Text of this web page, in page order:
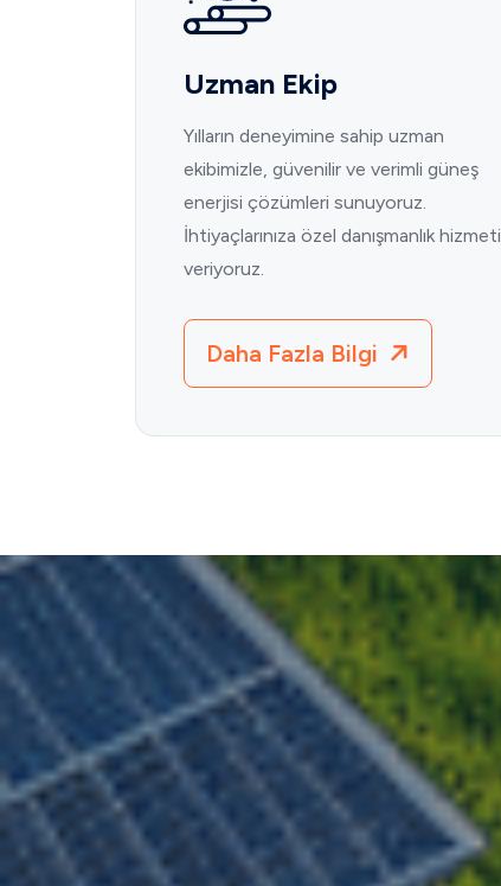
Uzman Ekip
Yılların deneyimine sahip uzman
ekibimizle, güvenilir ve verimli güneş
enerjisi çözümleri sunuyoruz.
İhtiyaçlarınıza özel danışmanlık hizmeti
veriyoruz.
Daha Fazla Bilgi